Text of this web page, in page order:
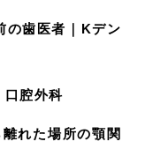
の歯医者｜Kデン
口腔外科
れた場所の顎関